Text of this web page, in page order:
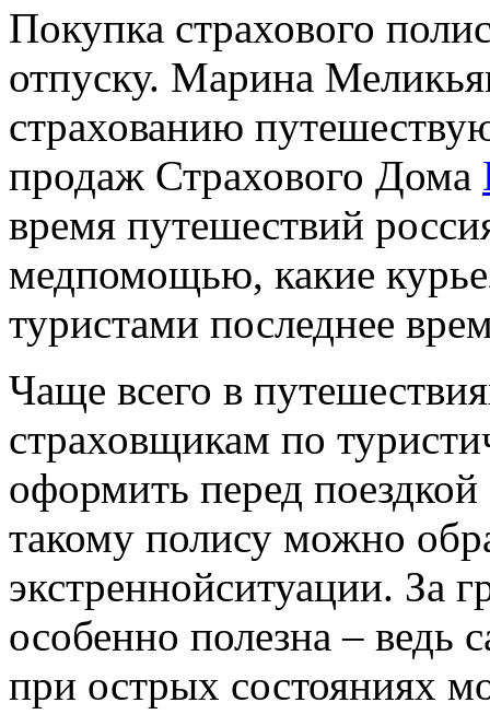
Покупка страхового
отпуску. Марина
страхованию
продаж Страхового Дома
время путешествий
медпомощью, какие
туристами последнее
Чаще всего в
страховщикам по
оформить перед
такому полису можно
экстреннойситуации. За
особенно полезна – ведь
при острых состояниях